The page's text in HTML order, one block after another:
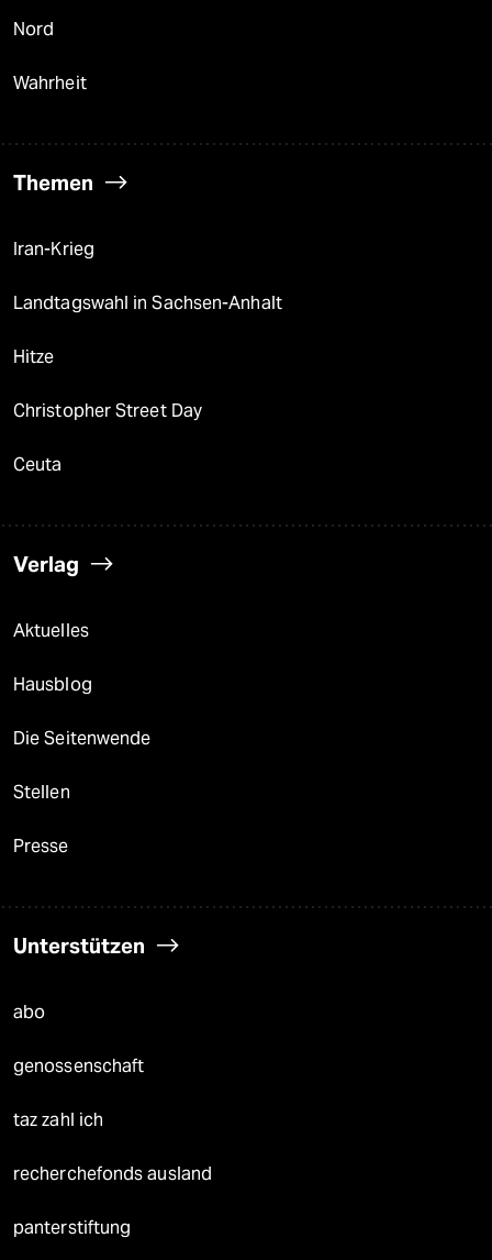
Nord
Wahrheit
Themen
Iran-Krieg
Landtagswahl in Sachsen-Anhalt
Hitze
Christopher Street Day
Ceuta
Verlag
Aktuelles
Hausblog
Die Seitenwende
Stellen
Presse
Unterstützen
abo
genossenschaft
taz zahl ich
recherchefonds ausland
panterstiftung